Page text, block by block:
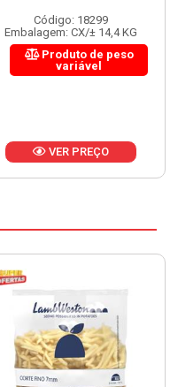
Código: 18299
Embalagem: CX/± 14,4 KG
Produto de peso
variável
VER PREÇO